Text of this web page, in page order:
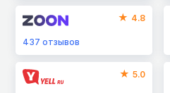
4.8
437 отзывов
5.0